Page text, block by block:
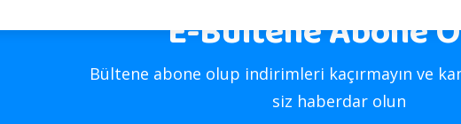
Gönder
E-Bültene Abone
Bültene abone olup indirimleri kaçırmayın ve
siz haberdar olun